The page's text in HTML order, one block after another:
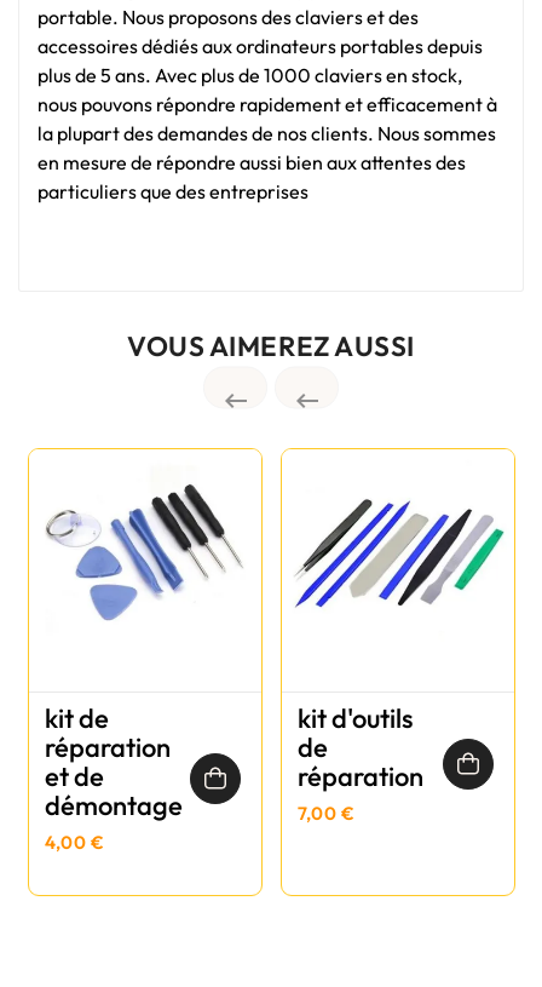
portable. Nous proposons des claviers et des
accessoires dédiés aux ordinateurs portables depuis
plus de 5 ans. Avec plus de 1000 claviers en stock,
nous pouvons répondre rapidement et efficacement à
la plupart des demandes de nos clients. Nous sommes
en mesure de répondre aussi bien aux attentes des
particuliers que des entreprises
VOUS AIMEREZ AUSSI
 
kit de
réparation
et de
démontage
4,00 €
kit d'outils
de
réparation
7,00 €